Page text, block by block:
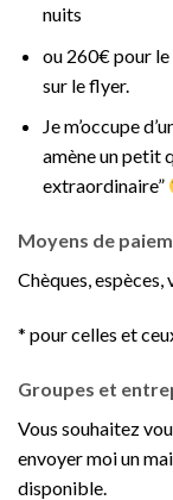
nuits
ou 260€ pour le
sur le flyer.
Je m’occupe
amène un petit
extraordinaire”
Moyens de
Chèques,
* pour celles et
Groupes et
Vous souhaitez
envoyer moi un
disponible.